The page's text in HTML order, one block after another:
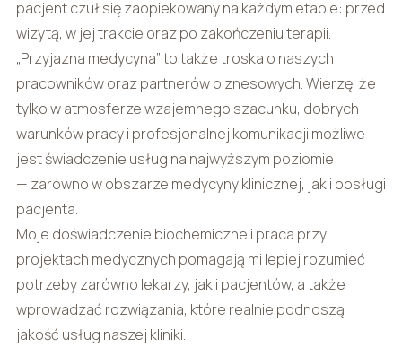
pacjent czuł się zaopiekowany na każdym etapie: przed
wizytą, w jej trakcie oraz po zakończeniu terapii.
„Przyjazna medycyna” to także troska o naszych
pracowników oraz partnerów biznesowych. Wierzę, że
tylko w atmosferze wzajemnego szacunku, dobrych
warunków pracy i profesjonalnej komunikacji możliwe
jest świadczenie usług na najwyższym poziomie
— zarówno w obszarze medycyny klinicznej, jak i obsługi
pacjenta.
Moje doświadczenie biochemiczne i praca przy
projektach medycznych pomagają mi lepiej rozumieć
potrzeby zarówno lekarzy, jak i pacjentów, a także
wprowadzać rozwiązania, które realnie podnoszą
jakość usług naszej kliniki.